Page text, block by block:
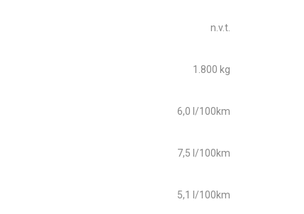
n.v.t.
1.800 kg
6,0 l/100km
7,5 l/100km
5,1 l/100km